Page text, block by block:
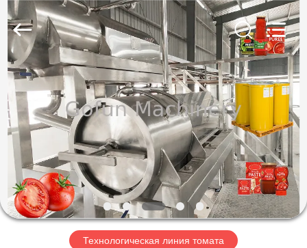
ДОМ
ПРОДУКТЫ
РОЛИКИ
VR
-
Gofun
Machinery
Co.,
Ltd..
Rights
Reserved.
Технологическая линия томата